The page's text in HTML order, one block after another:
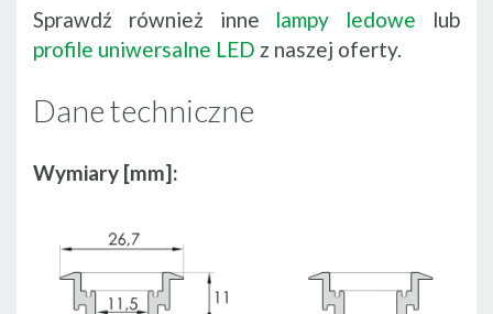
Sprawdź również inne lampy ledowe lub
profile uniwersalne LED z naszej oferty.
Dane techniczne
Wymiary [mm]: